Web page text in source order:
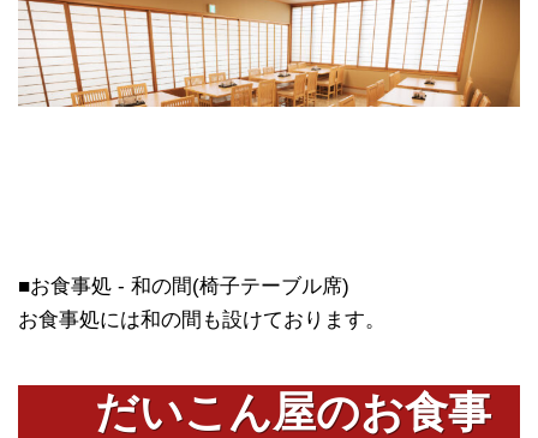
■お食事処 - 和の間(椅子テーブル席)
お食事処には和の間も設けております。
だいこん屋のお食事